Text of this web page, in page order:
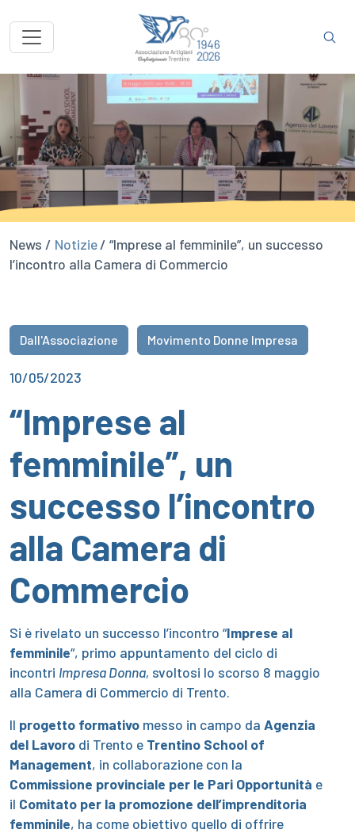
News / Notizie/ “Imprese al femminile”, un successo
l’incontro alla Camera di Commercio
Dall'Associazione Movimento Donne Impresa
10/05/2023
“Imprese al
femminile”, un
successo l’incontro
alla Camera di
Commercio
Si è rivelato un successo l’incontro “Imprese al
femminile“, primo appuntamento del ciclo di
incontri Impresa Donna, svoltosi lo scorso 8 maggio
alla Camera di Commercio di Trento.
Il progetto formativo messo in campo da Agenzia
del Lavoro di Trento e Trentino School of
Management, in collaborazione con la
Commissione provinciale per le Pari Opportunità e
il Comitato per la promozione dell’imprenditoria
femminile, ha come obiettivo quello di offrire